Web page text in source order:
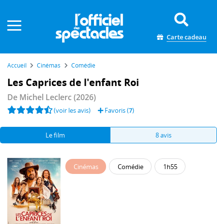
Carte cadeau
Accueil Cinémas Comédie
Les Caprices de l'enfant Roi
De Michel Leclerc (2026)
(voir les avis) Favoris (7)
Le film 8 avis
Cinémas Comédie 1h55